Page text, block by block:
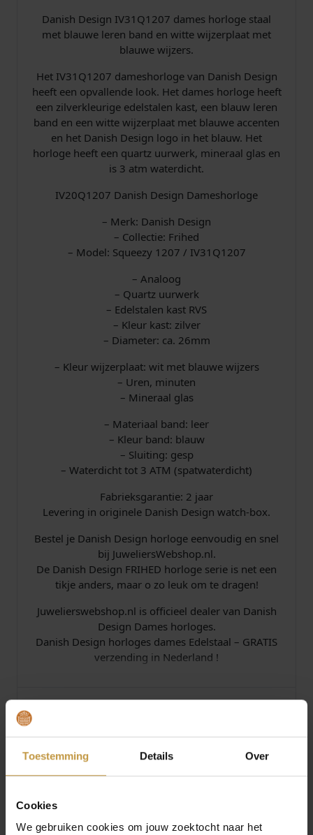
Toestemming Details Over
Cookies
We gebruiken cookies om jouw zoektocht naar het
Danish Design IV31Q1207 dames horloge staal
met blauwe leren band en witte wijzerplaat met
blauwe wijzers.
Het IV31Q1207 dameshorloge van Danish Design
heeft een opvallende look. Het dames horloge heeft
een zilverkleurige edelstalen kast, een blauw leren
band en een witte wijzerplaat met blauwe accenten
en het Danish Design logo in het blauw. Het
horloge heeft een quartz uurwerk, mineraal glas en
is 3 atm waterdicht.
IV20Q1207 Danish Design Dameshorloge
– Merk: Danish Design
– Collectie: Frihed
– Model: Squeezy 1207 / IV31Q1207
– Analoog
– Quartz uurwerk
– Edelstalen kast RVS
– Kleur kast: zilver
– Diameter: ca. 26mm
– Kleur wijzerplaat: wit met blauwe wijzers
– Uren, minuten
– Mineraal glas
– Materiaal band: leer
– Kleur band: blauw
– Sluiting: gesp
– Waterdicht tot 3 ATM (spatwaterdicht)
Fabrieksgarantie: 2 jaar
Levering in originele Danish Design watch-box.
Bestel je Danish Design horloge eenvoudig en snel
bij JuweliersWebshop.nl.
De Danish Design FRIHED horloge serie is net een
tikje anders, maar o zo leuk om te dragen!
Juwelierswebshop.nl is officieel dealer van Danish
Design Dames horloges.
Danish Design horloges dames Edelstaal – GRATIS
verzending in Nederland !
Specificaties